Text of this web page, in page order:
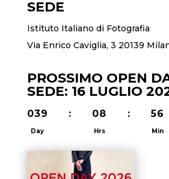
SEDE
Istituto Italiano di Fotografia
Via Enrico Caviglia, 3 20139
PROSSIMO OPEN
SEDE: 16 LUGLIO
039
Day
: 08
Hrs
: 56
Min